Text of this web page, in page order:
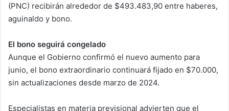
(PNC) recibirán alrededor de $493.483,90 entre haberes,
aguinaldo y bono.
El bono seguirá congelado
Aunque el Gobierno confirmó el nuevo aumento para
junio, el bono extraordinario continuará fijado en $70.000,
sin actualizaciones desde marzo de 2024.
Especialistas en materia previsional advierten que el